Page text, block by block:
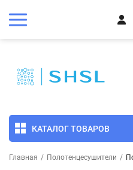
КАТАЛОГ ТОВАРОВ
Главная / Полотенцесушители /